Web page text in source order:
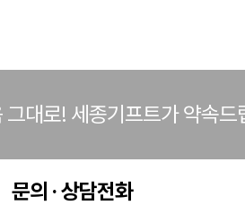
그대로! 세종기프트가 약속드
문의 · 상담전화